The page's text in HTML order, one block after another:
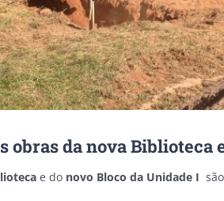
obras da nova Biblioteca
e do novo Bloco da Unidade I